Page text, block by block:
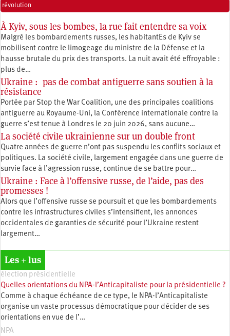
révolution
À Kyiv, sous les bombes, la rue fait entendre sa voix
Malgré les bombardements russes, les habitantEs de Kyiv se
mobilisent contre le limogeage du ministre de la Défense et la
hausse brutale du prix des transports. La nuit avait été effroyable :
plus de…
Ukraine : pas de combat antiguerre sans soutien à la
résistance
Portée par Stop the War Coalition, une des principales coalitions
antiguerre au Royaume-Uni, la Conférence internationale contre la
guerre s’est tenue à Londres le 20 juin 2026, sans aucune…
La société civile ukrainienne sur un double front
Quatre années de guerre n’ont pas suspendu les conflits sociaux et
politiques. La société civile, largement engagée dans une guerre de
survie face à l’agression russe, continue de se battre pour…
Ukraine : Face à l’offensive russe, de l’aide, pas des
promesses !
Alors que l’offensive russe se poursuit et que les bombardements
contre les infrastructures civiles s’intensifient, les annonces
occidentales de garanties de sécurité pour l’Ukraine restent
largement…
Les + lus
élection présidentielle
Quelles orientations du NPA-l’Anticapitaliste pour la présidentielle ?
Comme à chaque échéance de ce type, le NPA-l’Anticapitaliste
organise un vaste processus démocratique pour décider de ses
orientations en vue de l’…
NPA